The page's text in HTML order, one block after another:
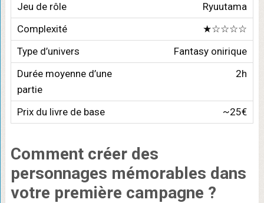
Ryuutama
★☆☆☆☆
Fantasy onirique
2h
~25€
Comment créer des
personnages mémorables dans
votre première campagne ?